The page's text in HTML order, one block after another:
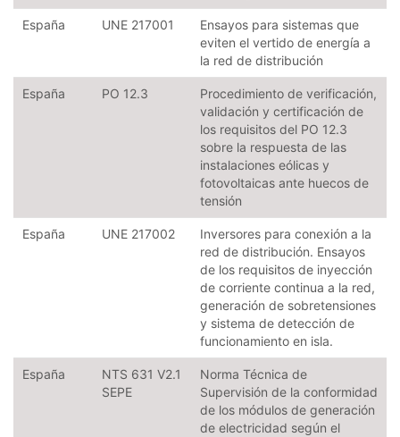
España UNE 217001
Ensayos para sistemas que
eviten el vertido de energía a
la red de distribución
España PO 12.3
Procedimiento de verificación,
validación y certificación de
los requisitos del PO 12.3
sobre la respuesta de las
instalaciones eólicas y
fotovoltaicas ante huecos de
tensión
España UNE 217002
Inversores para conexión a la
red de distribución. Ensayos
de los requisitos de inyección
de corriente continua a la red,
generación de sobretensiones
y sistema de detección de
funcionamiento en isla.
España
NTS 631 V2.1
SEPE
Norma Técnica de
Supervisión de la conformidad
de los módulos de generación
de electricidad según el